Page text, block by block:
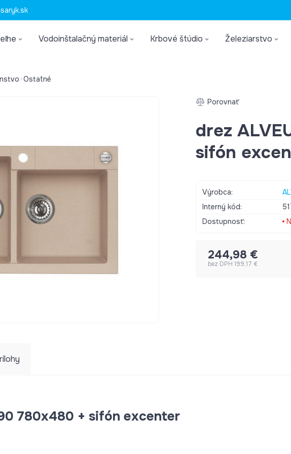
Vodoinštalačný materiál Krbové štúdio Železiarstvo
Ostatné
Porovnať
drez
sifón
Výrobca:
Interný kód:
Dostupnosť:
244,98 €
bez DPH 199,17 €
780x480 + sifón excenter